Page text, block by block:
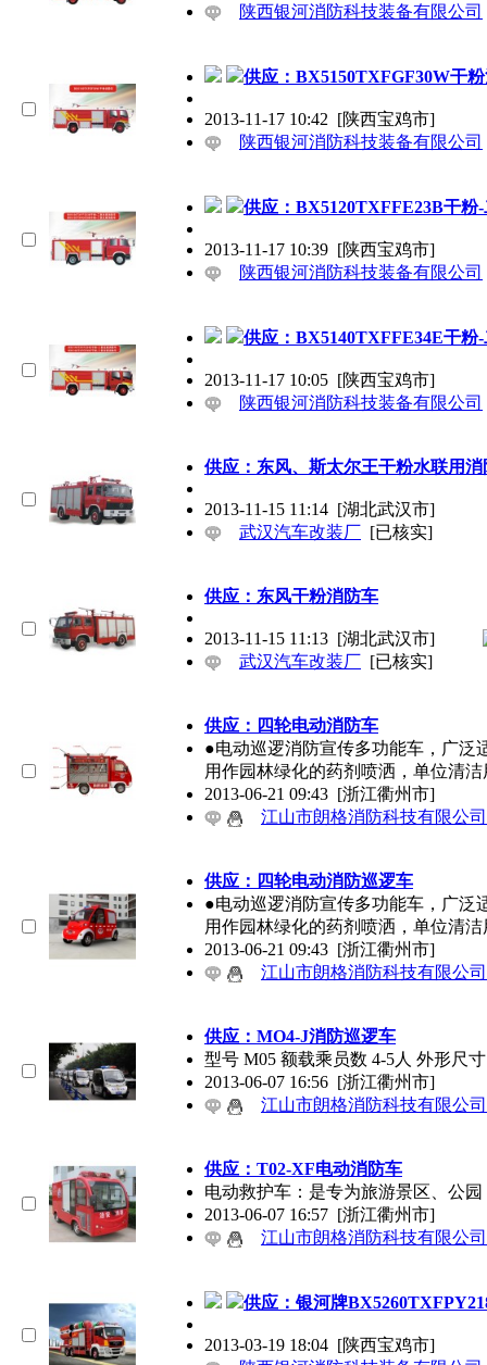
陕西银河消防科技装备有限公司
供应：BX5150TXFGF30W干
2013-11-17 10:42 [陕西宝鸡市]
陕西银河消防科技装备有限公司
供应：BX5120TXFFE23B干粉
2013-11-17 10:39 [陕西宝鸡市]
陕西银河消防科技装备有限公司
供应：BX5140TXFFE34E干粉
2013-11-17 10:05 [陕西宝鸡市]
陕西银河消防科技装备有限公司
供应：东风、斯太尔王干粉水联用消
2013-11-15 11:14 [湖北武汉市]
武汉汽车改装厂 [已核实]
供应：东风干粉消防车
2013-11-15 11:13 [湖北武汉市]
武汉汽车改装厂 [已核实]
供应：四轮电动消防车
●电动巡逻消防宣传多功能车，广泛
用作园林绿化的药剂喷洒，单位清洁
2013-06-21 09:43 [浙江衢州市]
江山市朗格消防科技有限公司
供应：四轮电动消防巡逻车
●电动巡逻消防宣传多功能车，广泛
用作园林绿化的药剂喷洒，单位清洁
2013-06-21 09:43 [浙江衢州市]
江山市朗格消防科技有限公司
供应：MO4-J消防巡逻车
型号 M05 额载乘员数 4-5人 外形尺寸
2013-06-07 16:56 [浙江衢州市]
江山市朗格消防科技有限公司
供应：T02-XF电动消防车
电动救护车：是专为旅游景区、公
2013-06-07 16:57 [浙江衢州市]
江山市朗格消防科技有限公司
供应：银河牌
2013-03-19 18:04 [陕西宝鸡市]